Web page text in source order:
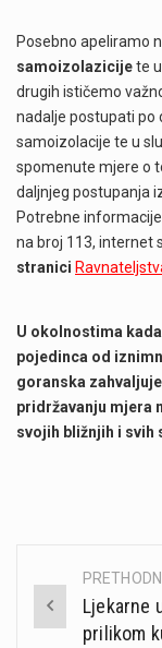
Posebno apeliramo
samoizolazicijete
drugih ističemo
nadalje postupati po
samoizolacije te u
spomenute mjere o
daljnjeg postupanja
Potrebne
na broj 113, internet
stranici
U okolnostima
pojedinca od
goranska
pridržavanju mjera
svojih bližnjih i svih
Post
navigation
Ljekarne
prilikom